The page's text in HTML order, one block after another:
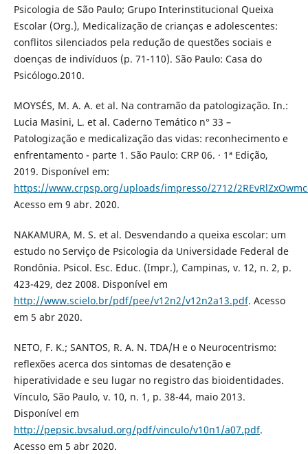
Psicologia de São Paulo; Grupo Interinstitucional Queixa
Escolar (Org.), Medicalização de crianças e adolescentes:
conflitos silenciados pela redução de questões sociais e
doenças de indivíduos (p. 71-110). São Paulo: Casa do
Psicólogo.2010.
MOYSÉS, M. A. A. et al. Na contramão da patologização. In.:
Lucia Masini, L. et al. Caderno Temático n° 33 –
Patologização e medicalização das vidas: reconhecimento e
enfrentamento - parte 1. São Paulo: CRP 06. · 1ª Edição,
2019. Disponível em:
https://www.crpsp.org/uploads/impresso/2712/
Acesso em 9 abr. 2020.
NAKAMURA, M. S. et al. Desvendando a queixa escolar: um
estudo no Serviço de Psicologia da Universidade Federal de
Rondônia. Psicol. Esc. Educ. (Impr.), Campinas, v. 12, n. 2, p.
423-429, dez 2008. Disponível em
http://www.scielo.br/pdf/pee/v12n2/v12n2a13.pdf. Acesso
em 5 abr 2020.
NETO, F. K.; SANTOS, R. A. N. TDA/H e o Neurocentrismo:
reflexões acerca dos sintomas de desatenção e
hiperatividade e seu lugar no registro das bioidentidades.
Vínculo, São Paulo, v. 10, n. 1, p. 38-44, maio 2013.
Disponível em
http://pepsic.bvsalud.org/pdf/vinculo/v10n1/a07.pdf.
Acesso em 5 abr 2020.